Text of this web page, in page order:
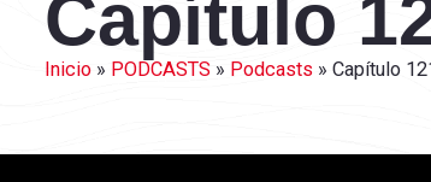
Capítulo
Inicio » PODCASTS » Podcasts » Capítulo